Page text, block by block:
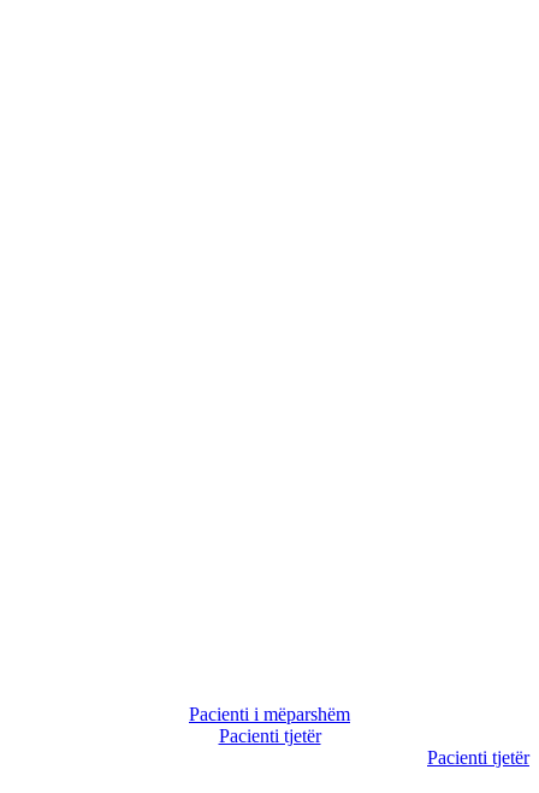
Pacienti i mëparshëm
Pacienti tjetër
Pacienti tjetër